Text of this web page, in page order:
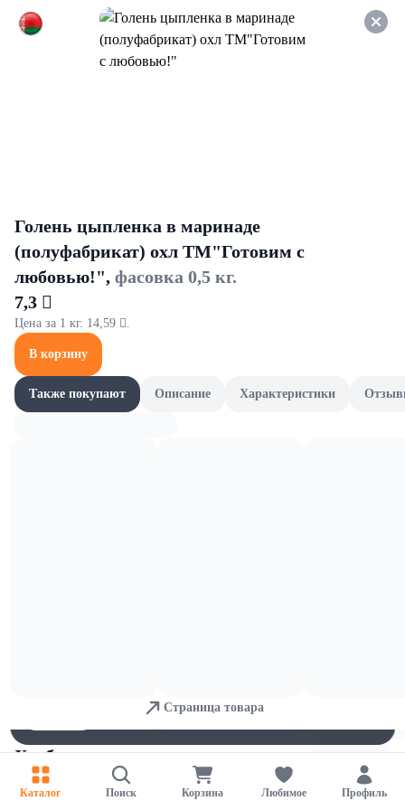
Оформляйте заказ НА
САМОВЫВОЗ и получайте
СКИДКУ 7%
Хлеб
Каталог Поиск Корзина Любимое Профиль
Отказаться Настройки
Голень цыпленка в маринаде
(полуфабрикат) охл ТМ"Готовим с
любовью!", фасовка 0,5 кг.
7,3 
Цена за 1 кг. 14,59 .
В корзину
Также покупают Описание Характеристики
Страница товара